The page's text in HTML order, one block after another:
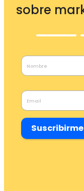
sobre
Suscribirme